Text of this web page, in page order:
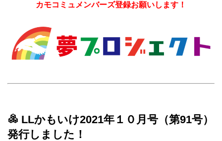
カモコミュメンバーズ登録お願いします！
LLかもいけ2021年１０月号（第91号）
発行しました！